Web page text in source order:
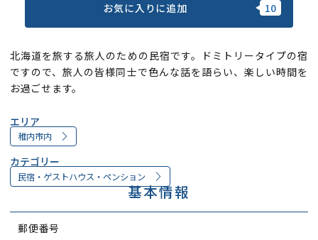
北海道を旅する旅人のための民宿です。ドミトリータイプの宿
ですので、旅人の皆様同士で色んな話を語らい、楽しい時間を
お過ごせます。
お気に入りに追加
エリア
稚内市内
カテゴリー
民宿・ゲストハウス・ペンション
基本情報
郵便番号